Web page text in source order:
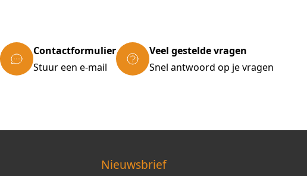
Contactformulier
Stuur een e-mail
Veel gestelde vragen
Snel antwoord op je vragen
Nieuwsbrief